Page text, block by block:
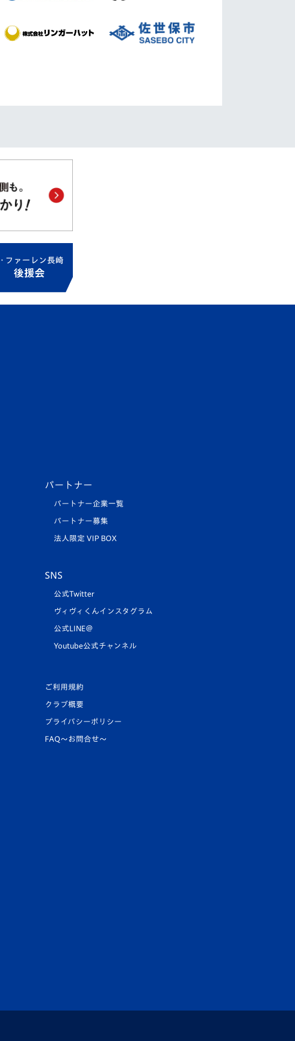
パートナー
パートナー企業一覧
パートナー募集
法人限定 VIP BOX
SNS
公式Twitter
ヴィヴィくんインスタグラム
公式LINE＠
Youtube公式チャンネル
ご利用規約
クラブ概要
プライバシーポリシー
FAQ〜お問合せ〜